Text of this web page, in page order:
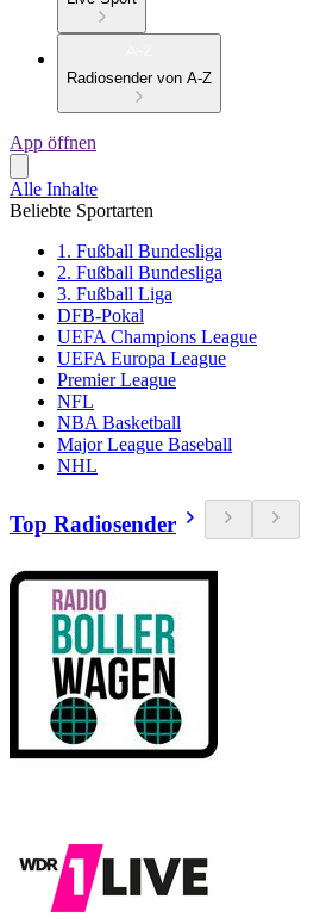
Radiosender von A-Z
App öffnen
Alle Inhalte
Beliebte Sportarten
1. Fußball Bundesliga
2. Fußball Bundesliga
3. Fußball Liga
DFB-Pokal
UEFA Champions League
UEFA Europa League
Premier League
NFL
NBA Basketball
Major League Baseball
NHL
Top Radiosender